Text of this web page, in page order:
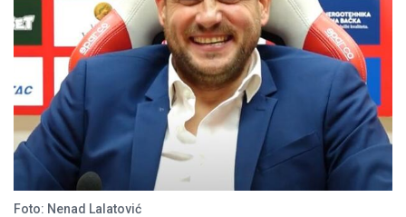
Foto: Nenad Lalatović